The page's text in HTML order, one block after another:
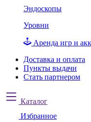
Эндоскопы
Уровни
Аренда игр и
Доставка и оплата
Пункты выдачи
Стать партнером
Каталог
Избранное